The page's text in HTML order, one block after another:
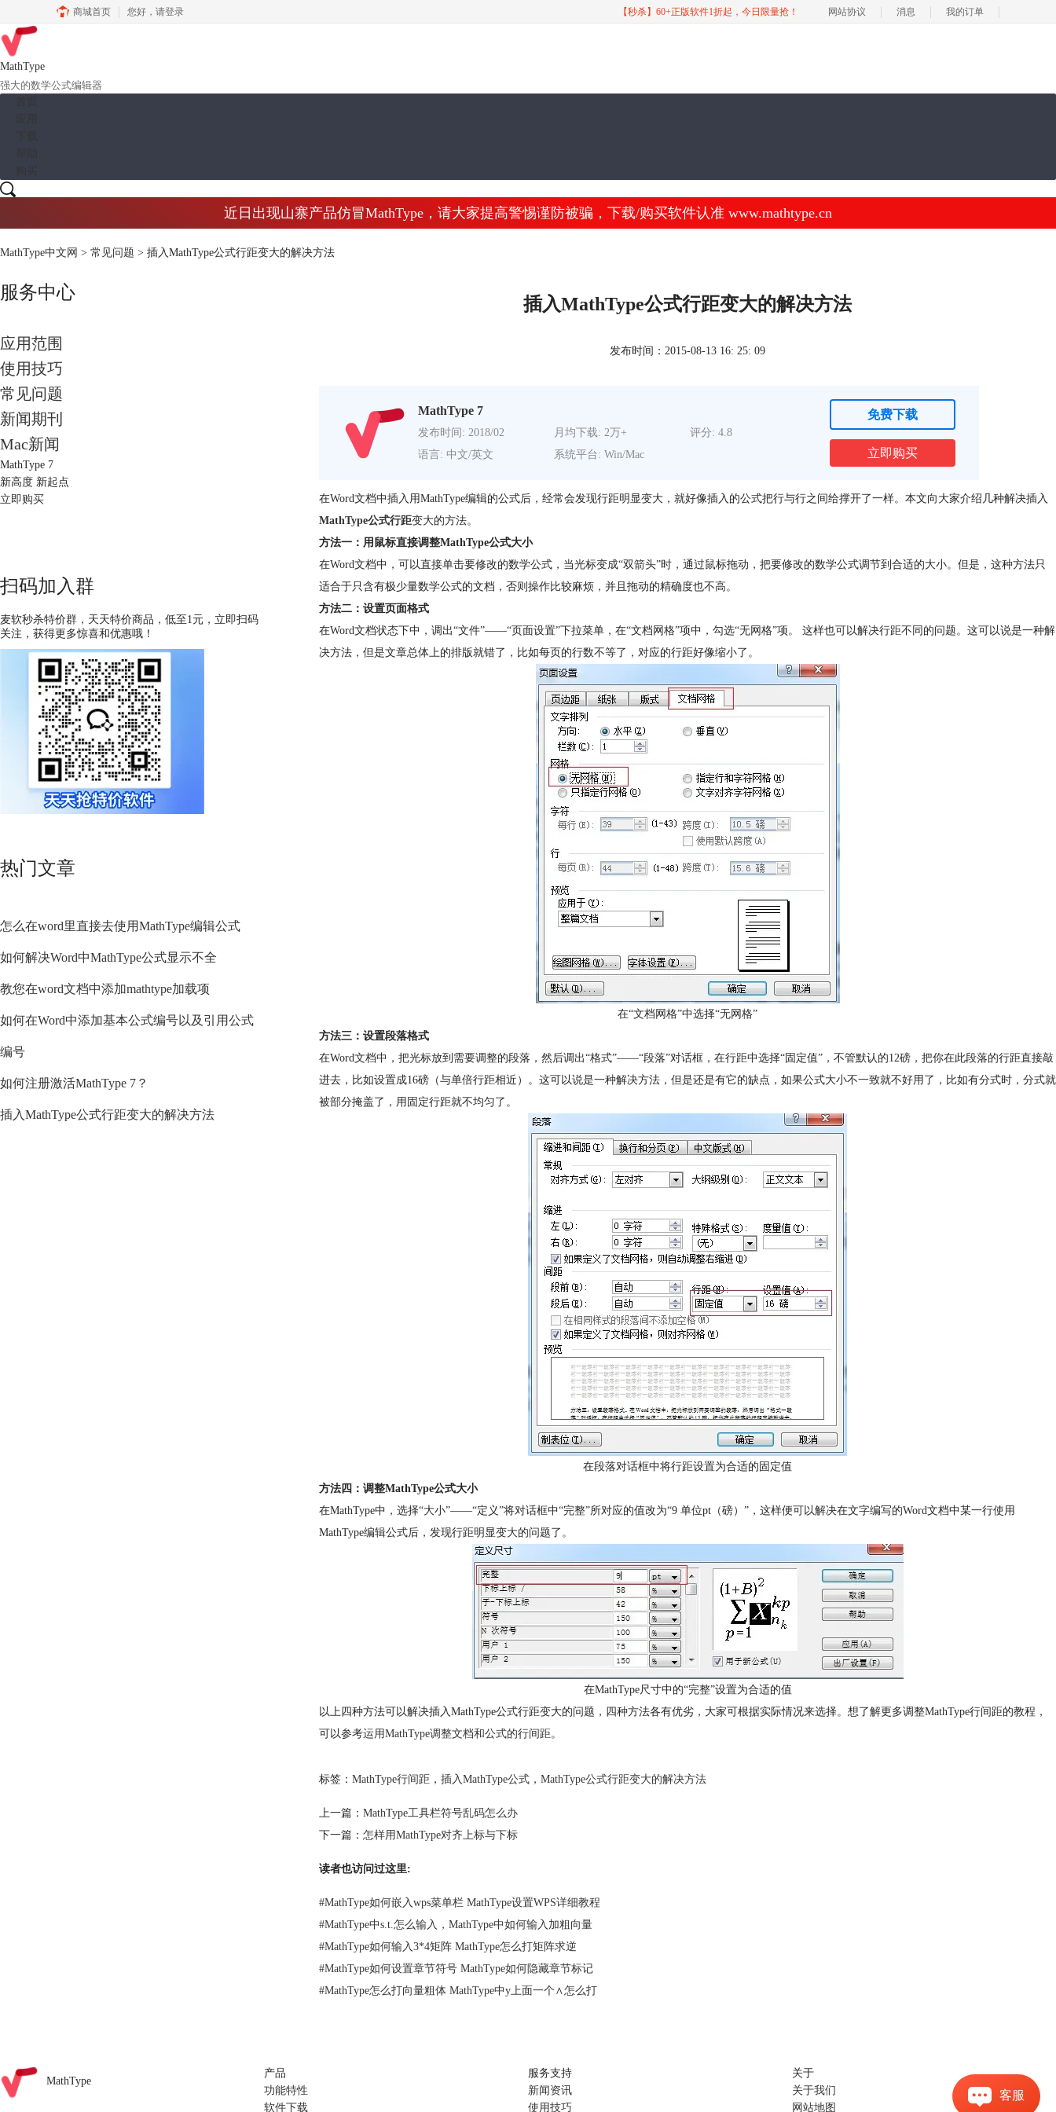
客服
商城首页 您好， 请登录 【秒杀】60+正版软件1折起，今日限量抢！ 网站协议 消息 我的订单
MathType
强大的数学公式编辑器
近日出现山寨产品仿冒MathType，请大家提高警惕谨防被骗，下载/购买软件认准 www.mathtype.cn
MathType中文网 > 常见问题 > 插入MathType公式行距变大的解决方法
服务中心
应用范围
使用技巧
常见问题
新闻期刊
Mac新闻
MathType 7
新高度 新起点
立即购买
扫码加入群
麦软秒杀特价群，天天特价商品，低至1元，立即扫码
关注，获得更多惊喜和优惠哦！
热门文章
怎么在word里直接去使用MathType编辑公式
如何解决Word中MathType公式显示不全
教您在word文档中添加mathtype加载项
如何在Word中添加基本公式编号以及引用公式
编号
如何注册激活MathType 7？
插入MathType公式行距变大的解决方法
插入MathType公式行距变大的解决方法
发布时间：2015-08-13 16: 25: 09
MathType 7
发布时间: 2018/02 月均下载: 2万+
评分: 4.8
语言: 中文/英文
系统平台: Win/Mac
免费下载
立即购买
在Word文档中插入用MathType编辑的公式后，经常会发现行距明显变大，就好像插入的公式把行与行之间给撑开了一样。本文向大家介绍几种解决插入
MathType公式行距变大的方法。
方法一：用鼠标直接调整MathType公式大小
在Word文档中，可以直接单击要修改的数学公式，当光标变成“双箭头”时，通过鼠标拖动，把要修改的数学公式调节到合适的大小。但是，这种方法只
适合于只含有极少量数学公式的文档，否则操作比较麻烦，并且拖动的精确度也不高。
方法二：设置页面格式
在Word文档状态下中，调出“文件”——“页面设置”下拉菜单，在“文档网格”项中，勾选“无网格”项。 这样也可以解决行距不同的问题。这可以说是一种解
决方法，但是文章总体上的排版就错了，比如每页的行数不等了，对应的行距好像缩小了。
在“文档网格”中选择“无网格”
方法三：设置段落格式
在Word文档中，把光标放到需要调整的段落，然后调出“格式”——“段落”对话框，在行距中选择“固定值”，不管默认的12磅，把你在此段落的行距直接敲
进去，比如设置成16磅（与单倍行距相近）。这可以说是一种解决方法，但是还是有它的缺点，如果公式大小不一致就不好用了，比如有分式时，分式就
被部分掩盖了，用固定行距就不均匀了。
在段落对话框中将行距设置为合适的固定值
方法四：调整MathType公式大小
在MathType中，选择“大小”——“定义”将对话框中“完整”所对应的值改为“9 单位pt（磅）”，这样便可以解决在文字编写的Word文档中某一行使用
MathType编辑公式后，发现行距明显变大的问题了。
在MathType尺寸中的“完整”设置为合适的值
以上四种方法可以解决插入MathType公式行距变大的问题，四种方法各有优劣，大家可根据实际情况来选择。想了解更多调整MathType行间距的教程，
可以参考运用MathType调整文档和公式的行间距。
标签： MathType行间距 ， 插入MathType公式 ， MathType公式行距变大的解决方法
上一篇： MathType工具栏符号乱码怎么办
下一篇： 怎样用MathType对齐上标与下标
读者也访问过这里:
#MathType如何嵌入wps菜单栏 MathType设置WPS详细教程
#MathType中s.t.怎么输入，MathType中如何输入加粗向量
#MathType如何输入3*4矩阵 MathType怎么打矩阵求逆
#MathType如何设置章节符号 MathType如何隐藏章节标记
#MathType怎么打向量粗体 MathType中y上面一个∧怎么打
MathType
产品
功能特性
软件下载
服务支持
新闻资讯
使用技巧
关于
关于我们
网站地图